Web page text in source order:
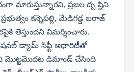
మారుస్తున్నారని, ప్రజల దృ ష్టిని
కన్నెపల్లి, మేడిగడ్డ బరాజ్
తెస్తుందని విమర్శించారు.
నేషనల్ డ్యామ్ సేఫ్టీ అథారిటీతో
మొట్టమొదట డిమాండ్ చేసింది